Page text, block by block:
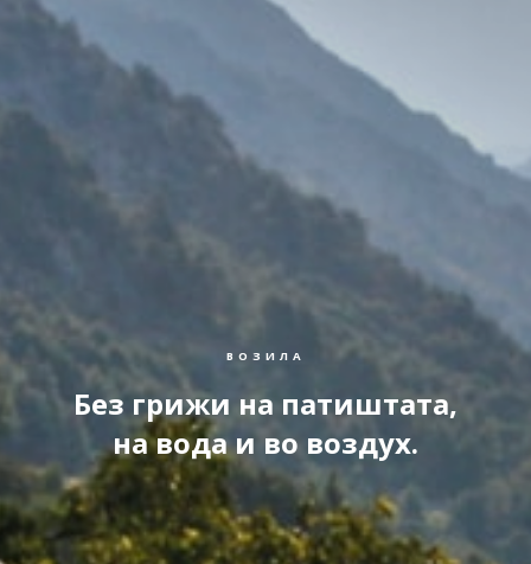
ВОЗИЛА
Без грижи на патиштата,
на вода и во воздух.